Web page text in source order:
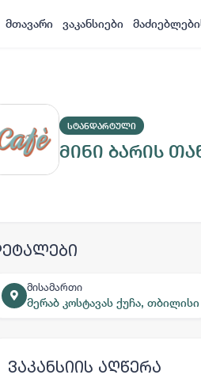
მთავარი ვაკანსიები
ᲡᲢᲐᲜᲓᲐᲠᲢᲣᲚᲘ
მინი ბარის
მისამართი
მერაბ კოსტავას ქუჩა, თბილისი
ვაკანსიის აღწერა